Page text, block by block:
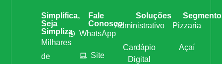
Simplifica,
Seja
Simpliza
Milhares
de
Fale
Conosco
WhatsApp
Site
Soluções
Administrativo
Cardápio
Digital
Pizzaria
Açaí